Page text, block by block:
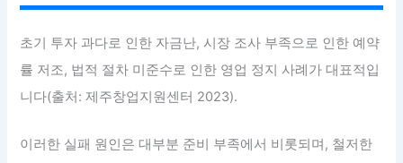
초기 투자 과다로 인한 자금난, 시장 조사 부족으로 인한 예약
률 저조, 법적 절차 미준수로 인한 영업 정지 사례가 대표적입
니다(출처: 제주창업지원센터 2023).
이러한 실패 원인은 대부분 준비 부족에서 비롯되며, 철저한